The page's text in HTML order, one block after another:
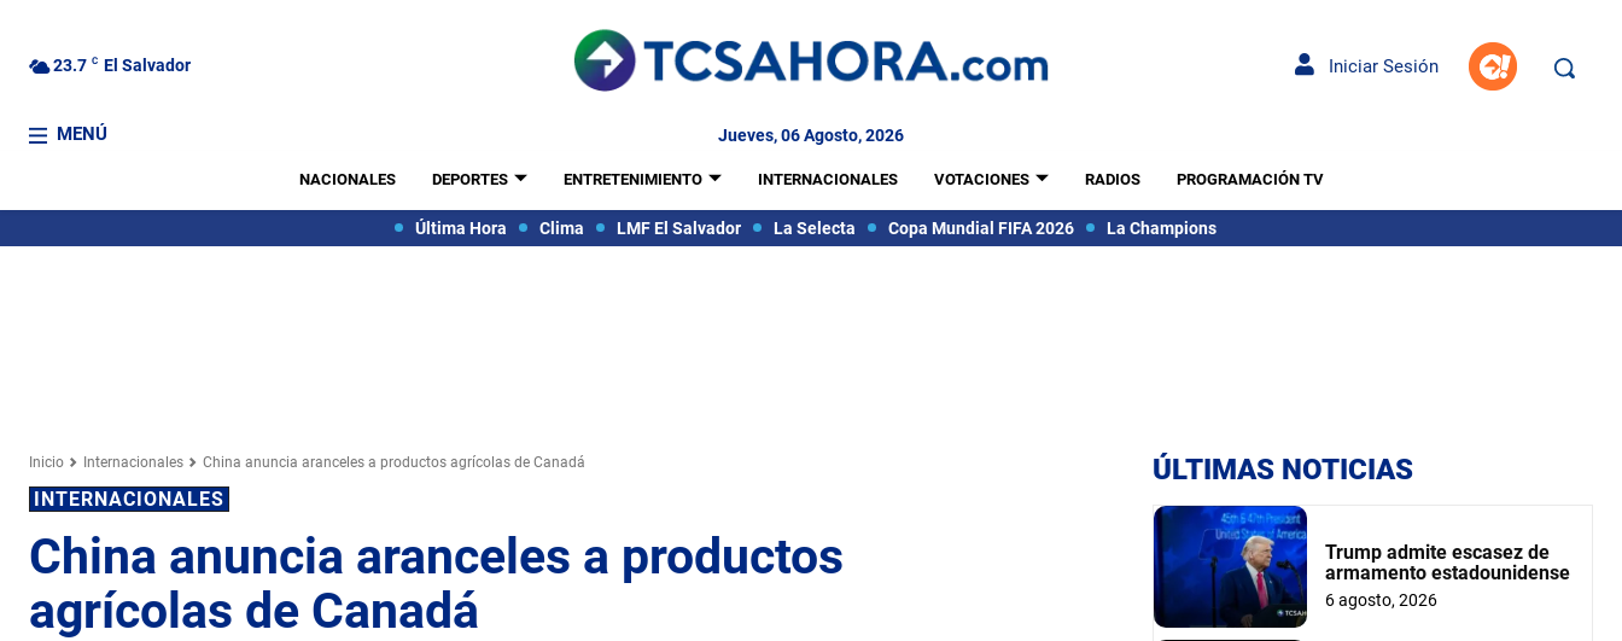
23.7 C El Salvador Iniciar Sesión
MENÚ Jueves, 06 Agosto, 2026
NACIONALES DEPORTES ENTRETENIMIENTO INTERNACIONALES VOTACIONES RADIOS PROGRAMACIÓN TV
Última Hora Clima LMF El Salvador La Selecta Copa Mundial FIFA 2026 La Champions
Inicio Internacionales China anuncia aranceles a productos agrícolas de Canadá
INTERNACIONALES
China anuncia aranceles a productos
agrícolas de Canadá
ÚLTIMAS NOTICIAS
Trump admite escasez de
armamento estadounidense
6 agosto, 2026